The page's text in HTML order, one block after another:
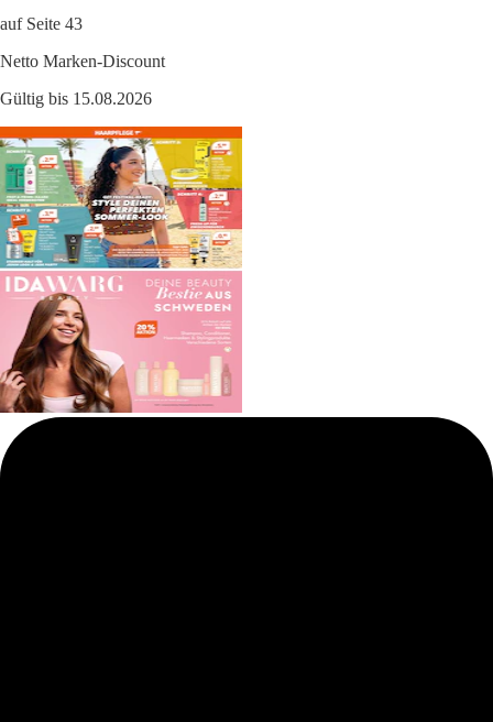
auf Seite 43
Netto Marken-Discount
Gültig bis 15.08.2026